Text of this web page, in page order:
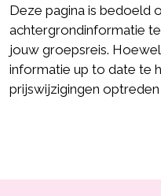
Deze pagina is bedoeld
achtergrondinformatie
jouw groepsreis.
informatie up to date te
prijswijzigingen